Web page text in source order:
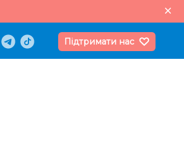
Підтримати нас